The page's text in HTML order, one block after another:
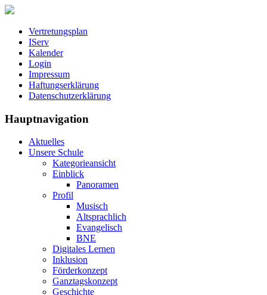
Vertretungsplan
IServ
Kalender
Login
Impressum
Haftungserklärung
Datenschutzerklärung
Hauptnavigation
Aktuelles
Unsere Schule
Kategorieansicht
Einblick
Panoramen
Profil
Musisch
Altsprachlich
Evangelisch
BNE
Digitales Lernen
Inklusion
Förderkonzept
Ganztagskonzept
Geschichte